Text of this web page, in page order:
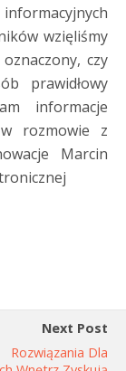
wzięliśmy
czy
prawidłowy
informacje
rozmowie z
Marcin
Next Post
Rozwiązania Dla